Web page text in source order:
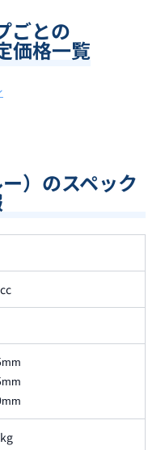
ごとの
価格一覧
）のスペック